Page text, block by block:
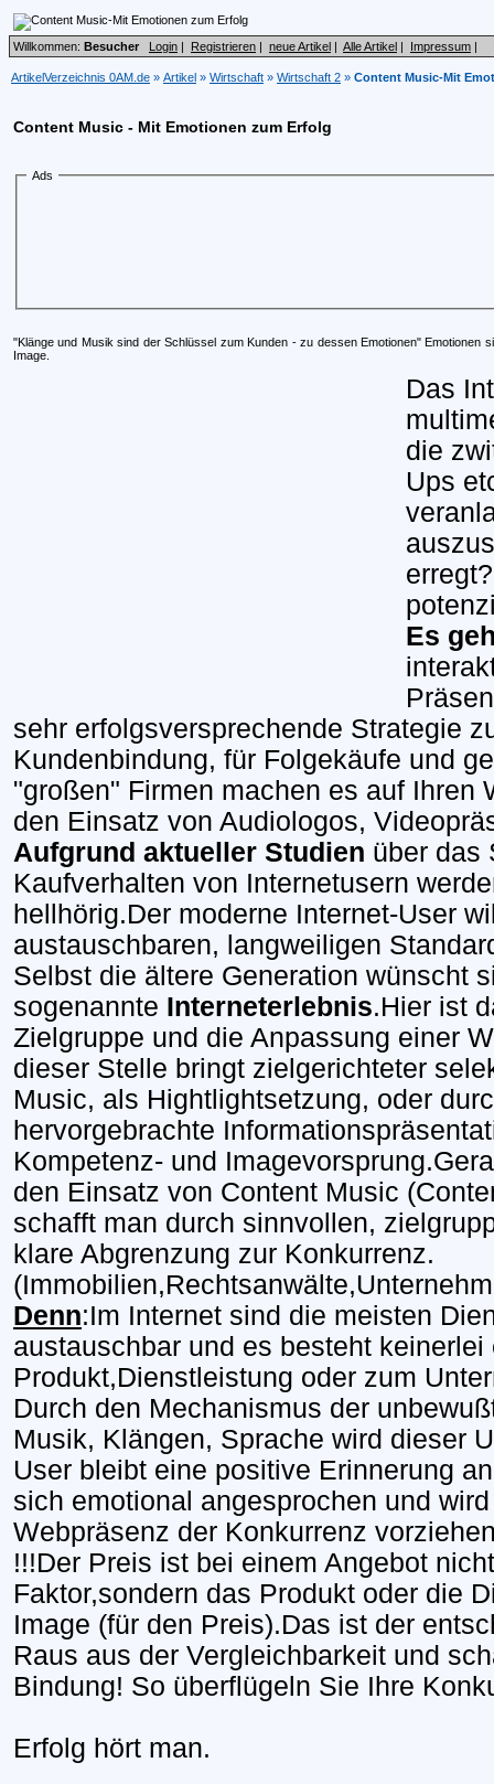
Willkommen: Besucher Login | Registrieren | neue Artikel | Alle Artikel | Impressum |
ArtikelVerzeichnis 0AM.de » Artikel » Wirtschaft » Wirtschaft 2 » Content Music-Mit
Content Music - Mit Emotionen zum Erfolg
Ads
"Klänge und Musik sind der Schlüssel zum Kunden - zu dessen Emotionen" Emotionen
Image.
Das
die
Ups
Es
sehr erfolgsversprechende Strategie
Kundenbindung, für Folgekäufe und
"großen" Firmen machen es auf Ihren
den Einsatz von Audiologos,
Aufgrund aktueller Studien über das
Kaufverhalten von Internetusern
hellhörig.Der moderne Internet-User
austauschbaren, langweiligen
Selbst die ältere Generation wünscht
sogenannte Interneterlebnis.Hier ist
Zielgruppe und die Anpassung einer
dieser Stelle bringt zielgerichteter
Music, als Hightlightsetzung, oder
hervorgebrachte
Kompetenz- und
den Einsatz von Content Music
schafft man durch sinnvollen,
klare Abgrenzung zur Konkurrenz.
Denn:Im Internet sind die meisten
austauschbar und es besteht
Produkt,Dienstleistung oder zum
Durch den Mechanismus der
Musik, Klängen, Sprache wird dieser
User bleibt eine positive Erinnerung
sich emotional angesprochen und
Webpräsenz der Konkurrenz
!!!Der Preis ist bei einem Angebot
Faktor,sondern das Produkt oder die
Image (für den Preis).Das ist der
Raus aus der Vergleichbarkeit und
Bindung! So überflügeln Sie Ihre
Erfolg hört man.